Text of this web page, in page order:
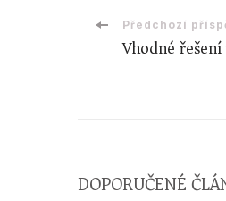
Předchozí
Vhodné
DOPORUČENÉ